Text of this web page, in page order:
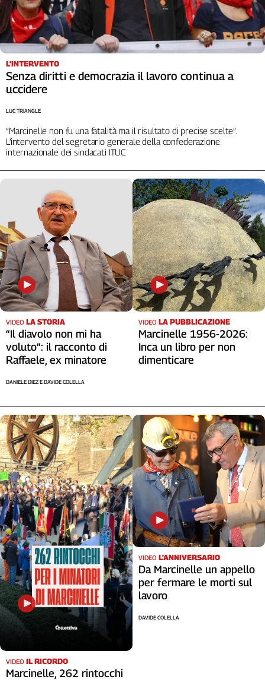
Liguria
Lombardia
Marche
Puglia
Sardegna
Sicilia
Toscana
Trentino
Umbria
Valle
D'Aosta
Archivio
Storico
1955-
2014
Cerca
Contatti
La
Social
L'INTERVENTO
Senza diritti e democrazia il lavoro continua a
uccidere
“Marcinelle non fu una fatalità ma il risultato di precise scelte”.
L’intervento del segretario generale della confederazione
internazionale dei sindacati ITUC
LUC TRIANGLE
VIDEO LA STORIA
“Il diavolo non mi ha
voluto”: il racconto di
Raffaele, ex minatore
DANIELE DIEZ E DAVIDE COLELLA
VIDEO LA PUBBLICAZIONE
Marcinelle 1956-2026:
Inca un libro per non
dimenticare
VIDEO IL RICORDO
Marcinelle, 262 rintocchi
VIDEO L'ANNIVERSARIO
Da Marcinelle un appello
per fermare le morti sul
lavoro
DAVIDE COLELLA